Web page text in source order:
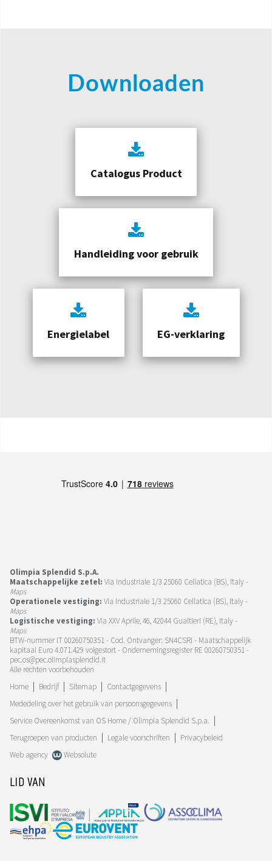
Downloaden
Catalogus Product
Handleiding voor gebruik
Energielabel EG-verklaring
Olimpia Splendid S.p.A.
Maatschappelijke zetel: Via Industriale 1/3 25060 Cellatica (BS), Italy -
Maps
Operationele vestiging: Via Industriale 1/3 25060 Cellatica (BS), Italy -
Maps
Logistische vestiging: Via XXV Aprile, 46, 42044 Gualtieri (RE), Italy -
Maps
BTW-nummer IT 00260750351 - Cod. Ontvanger: SN4CSRI - Maatschappelijk
kapitaal Euro 4.071.429 volgestort - Ondernemingsregister RE 00260750351 -
pec.os@pec.olimpiasplendid.it
Alle rechten voorbehouden
Home
Bedrijf Sitemap
Contactgegevens
Mededeling over het gebruik van persoonsgegevens
Service Overeenkomst van OS Home / Olimpia Splendid S.p.a.
Terugroepen van producten
Legale voorschriften
Privacybeleid
Web agency
Websolute
LID VAN